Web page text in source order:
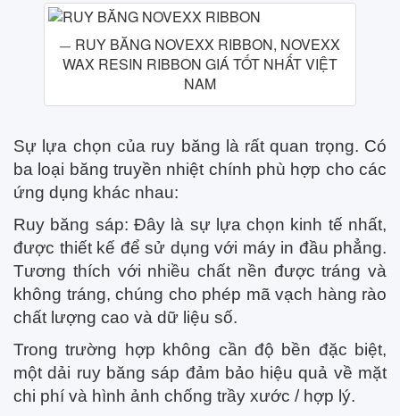
RUY BĂNG NOVEXX RIBBON, NOVEXX
WAX RESIN RIBBON GIÁ TỐT NHẤT VIỆT
NAM
Sự lựa chọn của ruy băng là rất quan trọng. Có
ba loại băng truyền nhiệt chính phù hợp cho các
ứng dụng khác nhau:
Ruy băng sáp: Đây là sự lựa chọn kinh tế nhất,
được thiết kế để sử dụng với máy in đầu phẳng.
Tương thích với nhiều chất nền được tráng và
không tráng, chúng cho phép mã vạch hàng rào
chất lượng cao và dữ liệu số.
Trong trường hợp không cần độ bền đặc biệt,
một dải ruy băng sáp đảm bảo hiệu quả về mặt
chi phí và hình ảnh chống trầy xước / hợp lý.